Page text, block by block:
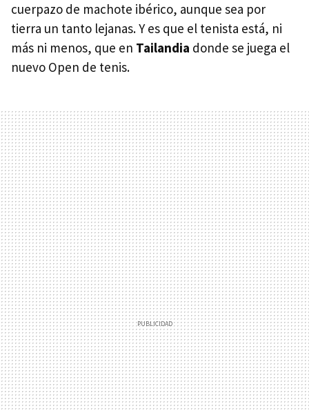
cuerpazo de machote ibérico, aunque sea por
tierra un tanto lejanas. Y es que el tenista está, ni
más ni menos, que en Tailandia donde se juega el
nuevo Open de tenis.